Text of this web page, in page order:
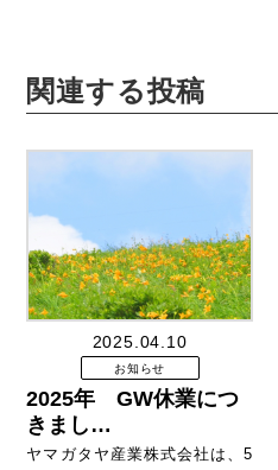
関連する投稿
2025.04.10
お知らせ
2025年 GW休業につ
きまし…
ヤマガタヤ産業株式会社は、5